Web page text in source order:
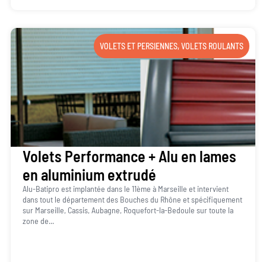
VOLETS ET PERSIENNES,VOLETS ROULANTS
Volets Performance + Alu en lames
en aluminium extrudé
Alu-Batipro est implantée dans le 11ème à Marseille et intervient
dans tout le département des Bouches du Rhône et spécifiquement
sur Marseille, Cassis, Aubagne, Roquefort-la-Bedoule sur toute la
zone de...